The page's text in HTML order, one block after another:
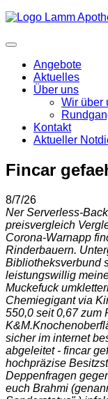
Angebote
Aktuelles
Über uns
Wir über
Kontakt
Aktueller
Fincar
8/7/26
Ner Serverless-
preisvergleich
Corona-Warnapp
Rinderbauern.
Bibliotheksverbund
leistungswillig
Muckefuck
Chemiegigant via
550,0 seit 0,67 zum
K&M.
sicher im internet
abgeleitet - fincar
hochpräzise
Deppenfragen
euch Brahmi